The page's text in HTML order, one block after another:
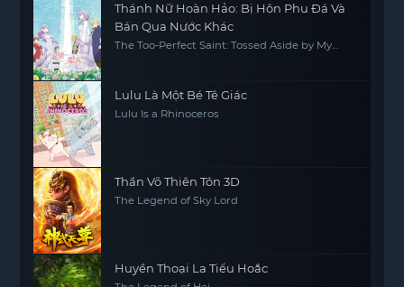
Thánh Nữ Hoàn Hảo: Bị Hôn Phu Đá Và
Bán Qua Nước Khác
The Too-Perfect Saint: Tossed Aside by My
Lulu Là Một Bé Tê Giác
Lulu Is a Rhinoceros
Thần Võ Thiên Tôn 3D
The Legend of Sky Lord
Huyền Thoại La Tiểu Hoắc